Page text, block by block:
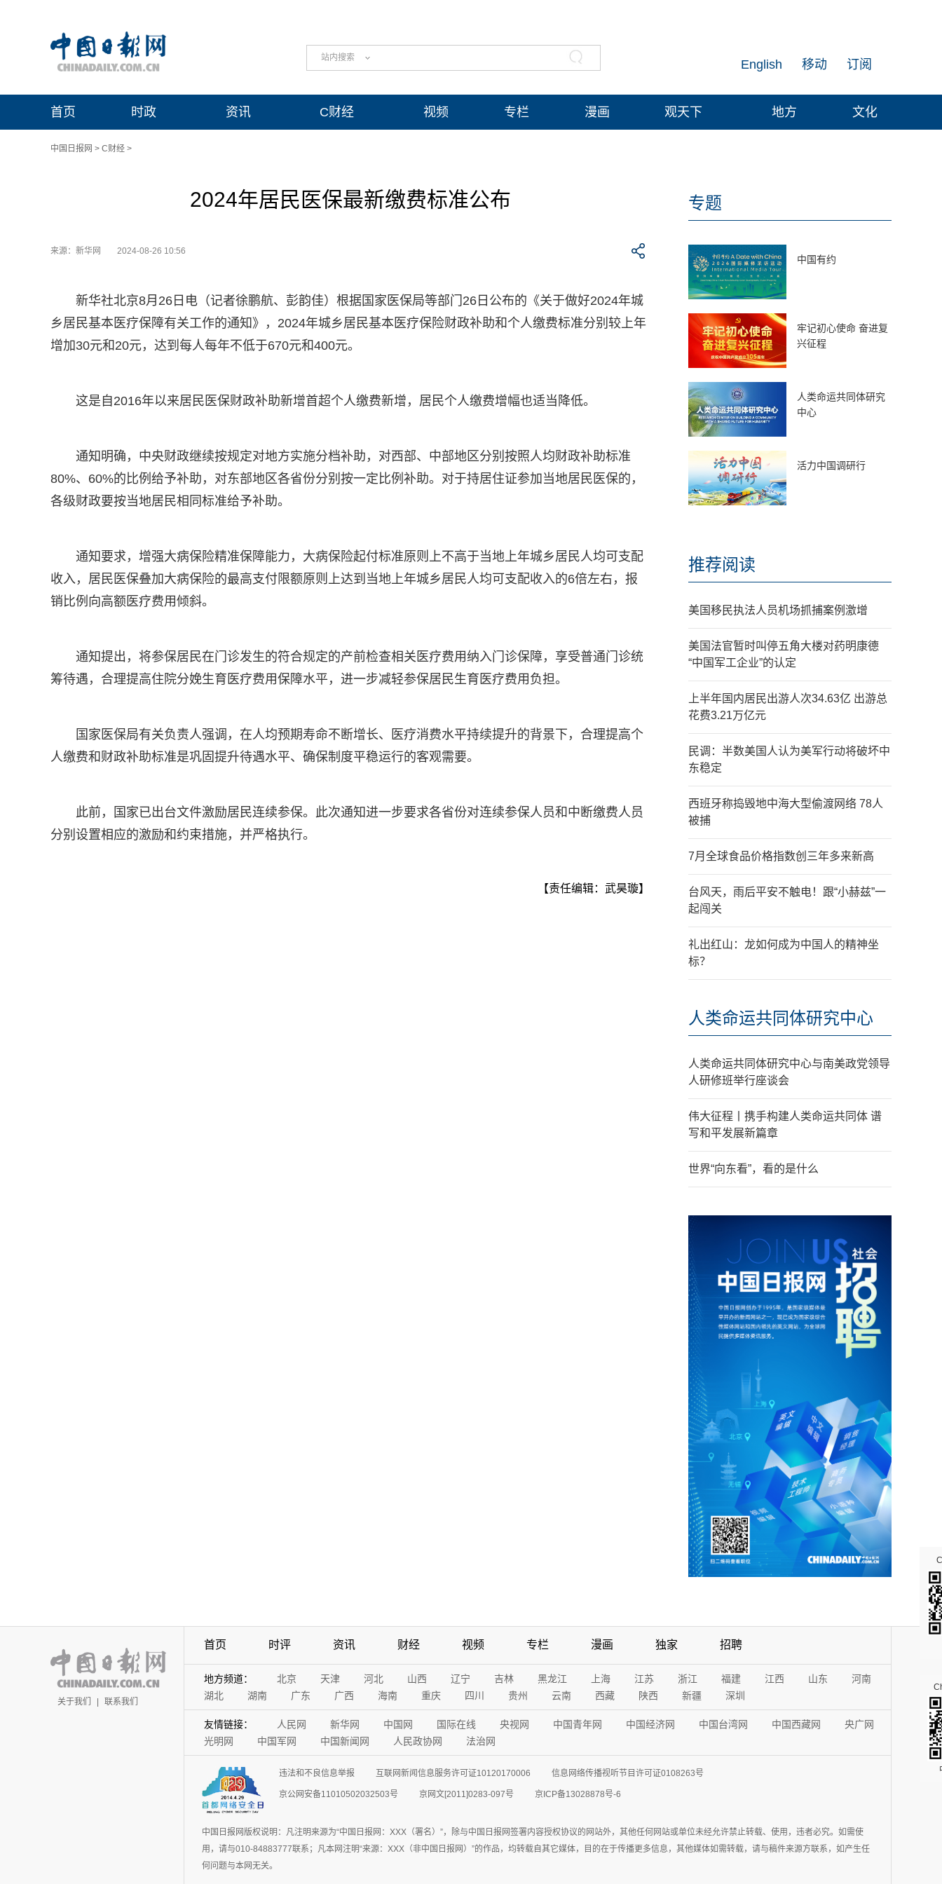
站内搜索 订阅
移动
English
首页 时政 资讯 C财经 视频 专栏 漫画 观天下 地方 文化
中国日报网 > C财经 >
2024年居民医保最新缴费标准公布
来源：新华网 2024-08-26 10:56
新华社北京8月26日电（记者徐鹏航、彭韵佳）根据国家医保局等部门26日公布的《关于做好2024年城
乡居民基本医疗保障有关工作的通知》，2024年城乡居民基本医疗保险财政补助和个人缴费标准分别较上年
增加30元和20元，达到每人每年不低于670元和400元。
这是自2016年以来居民医保财政补助新增首超个人缴费新增，居民个人缴费增幅也适当降低。
通知明确，中央财政继续按规定对地方实施分档补助，对西部、中部地区分别按照人均财政补助标准
80%、60%的比例给予补助，对东部地区各省份分别按一定比例补助。对于持居住证参加当地居民医保的，
各级财政要按当地居民相同标准给予补助。
通知要求，增强大病保险精准保障能力，大病保险起付标准原则上不高于当地上年城乡居民人均可支配
收入，居民医保叠加大病保险的最高支付限额原则上达到当地上年城乡居民人均可支配收入的6倍左右，报
销比例向高额医疗费用倾斜。
通知提出，将参保居民在门诊发生的符合规定的产前检查相关医疗费用纳入门诊保障，享受普通门诊统
筹待遇，合理提高住院分娩生育医疗费用保障水平，进一步减轻参保居民生育医疗费用负担。
国家医保局有关负责人强调，在人均预期寿命不断增长、医疗消费水平持续提升的背景下，合理提高个
人缴费和财政补助标准是巩固提升待遇水平、确保制度平稳运行的客观需要。
此前，国家已出台文件激励居民连续参保。此次通知进一步要求各省份对连续参保人员和中断缴费人员
分别设置相应的激励和约束措施，并严格执行。
【责任编辑：武昊璇】
专题
中国有约
牢记初心使命 奋进复
兴征程
人类命运共同体研究
中心
活力中国调研行
推荐阅读
美国移民执法人员机场抓捕案例激增
美国法官暂时叫停五角大楼对药明康德
“中国军工企业”的认定
上半年国内居民出游人次34.63亿 出游总
花费3.21万亿元
民调：半数美国人认为美军行动将破坏中
东稳定
西班牙称捣毁地中海大型偷渡网络 78人
被捕
7月全球食品价格指数创三年多来新高
台风天，雨后平安不触电！跟“小赫兹”一
起闯关
礼出红山：龙如何成为中国人的精神坐
标？
人类命运共同体研究中心
人类命运共同体研究中心与南美政党领导
人研修班举行座谈会
伟大征程丨携手构建人类命运共同体 谱
写和平发展新篇章
世界“向东看”，看的是什么
关于我们 | 联系我们
首页 时评 资讯 财经 视频 专栏 漫画 独家 招聘
地方频道： 北京 天津 河北 山西 辽宁 吉林 黑龙江 上海 江苏 浙江 福建 江西 山东
河南
湖北
湖南 广东 广西 海南 重庆 四川 贵州 云南 西藏 陕西 新疆 深圳
友情链接： 人民网 新华网 中国网 国际在线 央视网 中国青年网 中国经济网 中国台湾网 中国西藏网
央广网
光明网
中国军网 中国新闻网 人民政协网 法治网
违法和不良信息举报 互联网新闻信息服务许可证10120170006 信息网络传播视听节目许可证0108263号
京公网安备11010502032503号 京网文[2011]0283-097号 京ICP备13028878号-6
中国日报网版权说明：凡注明来源为“中国日报网：XXX（署名）”，除与中国日报网签署内容授权协议的网站外，其他任何网站或单位未经允许禁止转载、使用，违者必究。如需使
用，请与010-84883777联系；凡本网注明“来源：XXX（非中国日报网）”的作品，均转载自其它媒体，目的在于传播更多信息，其他媒体如需转载，请与稿件来源方联系，如产生任
何问题与本网无关。